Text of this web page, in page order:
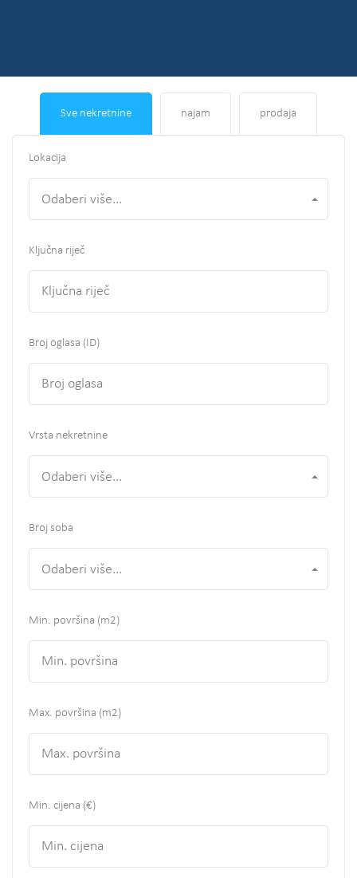
Sve nekretnine najam prodaja
Lokacija
Odaberi više...
Ključna riječ
Broj oglasa (ID)
Vrsta nekretnine
Odaberi više...
Broj soba
Odaberi više...
Min. površina (m2)
Max. površina (m2)
Min. cijena (€)